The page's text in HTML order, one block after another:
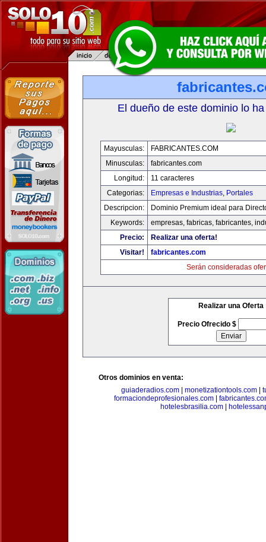
El dueño de este dominio lo
Mayusculas:
FABRICANTES.COM
Minusculas:
fabricantes.com
Longitud:
11 caracteres
Categorias:
Empresas e Industrias, Portales
Descripcion:
Dominio Premium ideal para
Keywords:
empresas, fabricas, fabricantes,
Precio:
Realizar una oferta!
Visitar!
fabricantes.com
Serán consideradas
Realizar una Oferta
Precio Ofrecido $
Otros dominios en venta:
guiaderadios.com| monetizationtools.com|
formaciondeprofesionales.com
hotelesbrasilia.com